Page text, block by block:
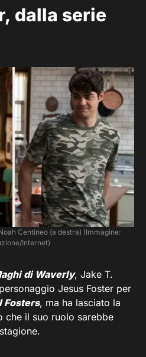
dalla serie
Centineo (a destra) (Immagine:
Internet)
di Waverly, Jake T.
Jesus Foster per
I Fosters, ma ha lasciato la
che il suo ruolo sarebbe